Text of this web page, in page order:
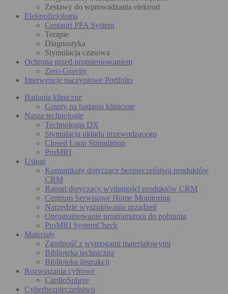
Zestawy do wprowadzania elektrod
Elektrofizjologia
Centauri PFA System
Terapie
Diagnostyka
Stymulacja czasowa
Ochrona przed promieniowaniem
Zero-Gravity
Interwencje naczyniowe Portfolio
Badania kliniczne
Granty na badania kliniczne
Nasze technologie
Technologia DX
Stymulacja układu przewodzącego
Closed Loop Stimulation
ProMRI
Usługi
Komunikaty dotyczące bezpieczeństwa produktów
CRM
Raport dotyczący wydajności produktów CRM
Centrum Serwisowe Home Monitoring
Narzędzie wyszukiwania urządzeń
Oprogramowanie programatora do pobrania
ProMRI SystemCheck
Materiały
Zgodność z wymogami materiałowymi
Biblioteka techniczna
Biblioteka instrukcji
Rozwiązania cyfrowe
CardioSphere
Cyberbezpieczeństwo